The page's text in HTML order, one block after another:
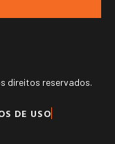
direitos reservados.
DE USO